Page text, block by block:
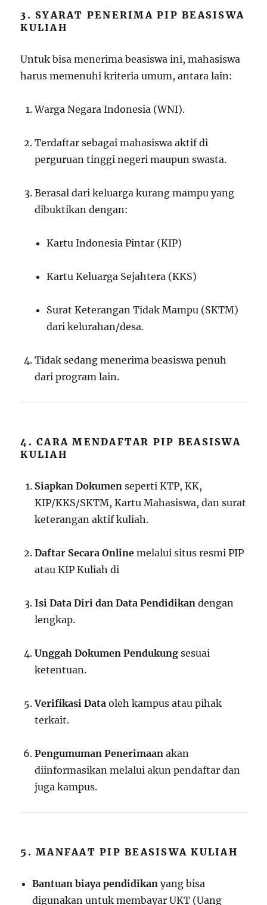
3. SYARAT PENERIMA PIP BEASISWA
KULIAH
Untuk bisa menerima beasiswa ini, mahasiswa
harus memenuhi kriteria umum, antara lain:
Warga Negara Indonesia (WNI).
Terdaftar sebagai mahasiswa aktif di
perguruan tinggi negeri maupun swasta.
Berasal dari keluarga kurang mampu yang
dibuktikan dengan:
Kartu Indonesia Pintar (KIP)
Kartu Keluarga Sejahtera (KKS)
Surat Keterangan Tidak Mampu (SKTM)
dari kelurahan/desa.
Tidak sedang menerima beasiswa penuh
dari program lain.
4. CARA MENDAFTAR PIP BEASISWA
KULIAH
Siapkan Dokumen seperti KTP, KK,
KIP/KKS/SKTM, Kartu Mahasiswa, dan surat
keterangan aktif kuliah.
Daftar Secara Online melalui situs resmi PIP
atau KIP Kuliah di
Isi Data Diri dan Data Pendidikan dengan
lengkap.
Unggah Dokumen Pendukung sesuai
ketentuan.
Verifikasi Data oleh kampus atau pihak
terkait.
Pengumuman Penerimaan akan
diinformasikan melalui akun pendaftar dan
juga kampus.
5. MANFAAT PIP BEASISWA KULIAH
Bantuan biaya pendidikan yang bisa
digunakan untuk membayar UKT (Uang